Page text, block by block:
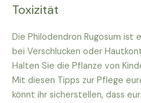
Toxizität
Die Philodendron Rugosum ist
bei Verschlucken oder
Halten Sie die Pflanze von
Mit diesen Tipps zur Pflege
könnt ihr sicherstellen, dass